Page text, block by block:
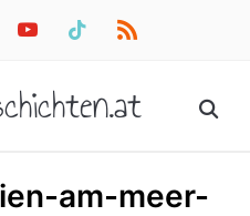
youtube tiktok rss
am-meer-